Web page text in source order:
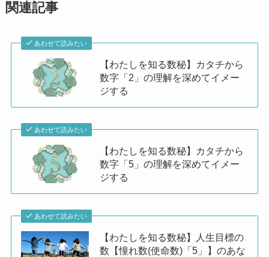
関連記事
あわせて読みたい
【わたしを知る数秘】カタチから
数字「2」の理解を深めてイメー
ジする
あわせて読みたい
【わたしを知る数秘】カタチから
数字「5」の理解を深めてイメー
ジする
あわせて読みたい
【わたしを知る数秘】人生目標の
数【憧れ数(使命数)「5」】のあな